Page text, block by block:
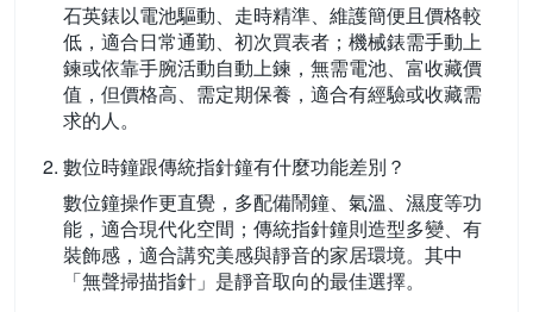
石英錶以電池驅動、走時精準、維護簡便且價格較
低，適合日常通勤、初次買表者；機械錶需手動上
鍊或依靠手腕活動自動上鍊，無需電池、富收藏價
值，但價格高、需定期保養，適合有經驗或收藏需
求的人。
數位時鐘跟傳統指針鐘有什麼功能差別？
數位鐘操作更直覺，多配備鬧鐘、氣溫、濕度等功
能，適合現代化空間；傳統指針鐘則造型多變、有
裝飾感，適合講究美感與靜音的家居環境。其中
「無聲掃描指針」是靜音取向的最佳選擇。